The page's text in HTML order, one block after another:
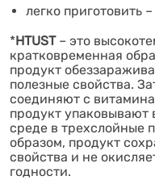
легко приготовить
*HTUST– это
кратковременная
продукт
полезные свойства.
соединяют с
продукт упаковывают
среде в трехслойные
образом, продукт
свойства и не
годности.